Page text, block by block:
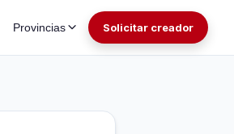
Provincias Solicitar creador